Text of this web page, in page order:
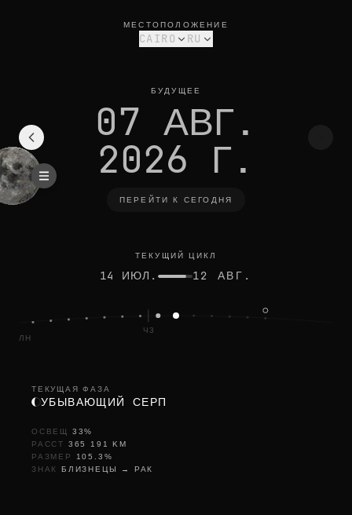
МЕСТОПОЛОЖЕНИЕ
CAIRO RU
БУДУЩЕЕ
07 АВГ.
2026 Г.
ПЕРЕЙТИ К СЕГОДНЯ
ТЕКУЩИЙ ЦИКЛ
14 ИЮЛ. 12 АВГ.
ПОЛН
Ч3
ТЕКУЩАЯ ФАЗА
УБЫВАЮЩИЙ СЕРП
ОСВЕЩ 33%
РАССТ
365 191
KM
РАЗМЕР
105.3 %
ЗНАК
БЛИЗНЕЦЫ → РАК